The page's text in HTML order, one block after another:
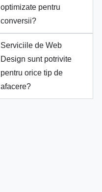
optimizate pentru
conversii?
Serviciile de Web
Design sunt potrivite
pentru orice tip de
afacere?